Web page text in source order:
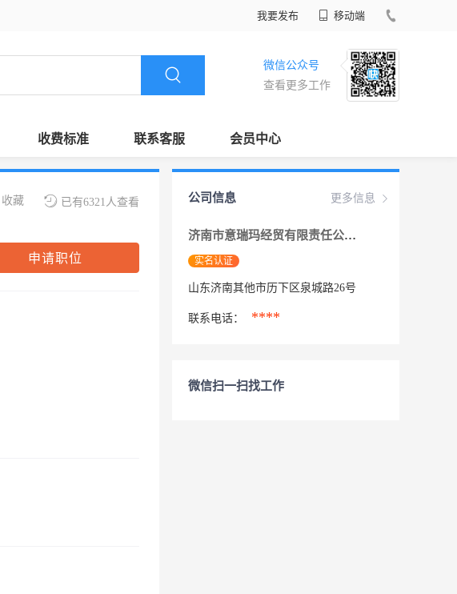
我要发布 移动端
微信公众号
查看更多工作
收费标准 联系客服 会员中心
已有6321人查看
收藏
申请职位
更多信息
公司信息
济南市意瑞玛经贸有限责任公司
实名认证
山东济南其他市历下区泉城路26号
联系电话： ****
微信扫一扫找工作